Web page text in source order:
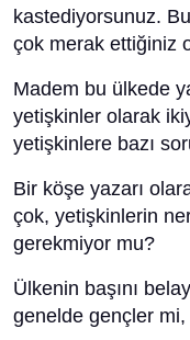
kastediyorsunuz.
çok merak ettiğiniz
Madem bu ülkede
yetişkinler olarak
yetişkinlere bazı
Bir köşe yazarı
çok, yetişkinlerin
gerekmiyor mu?
Ülkenin başını
genelde gençler